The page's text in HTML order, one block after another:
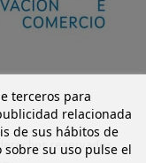
terceros para
relacionada
de sus hábitos de
su uso pulse el
reservados.